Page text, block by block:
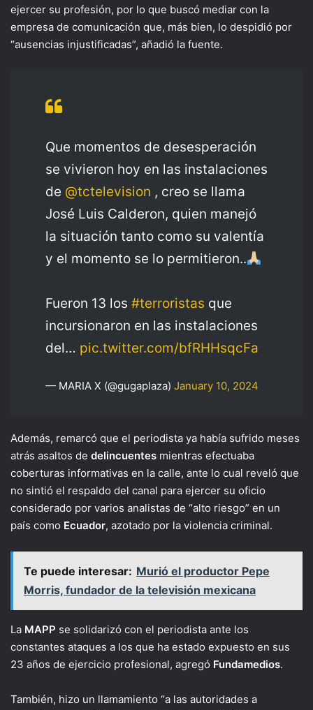
ejercer su profesión, por lo que buscó mediar con la
empresa de comunicación que, más bien, lo despidió por
“ausencias injustificadas”, añadió la fuente.
Que momentos de desesperación
se vivieron hoy en las instalaciones
de @tctelevision , creo se llama
José Luis Calderon, quien manejó
la situación tanto como su valentía
y el momento se lo permitieron..
Fueron 13 los #terroristas que
incursionaron en las instalaciones
del… pic.twitter.com/bfRHHsqcFa
— MARIA X (@gugaplaza) January 10, 2024
Además, remarcó que el periodista ya había sufrido meses
atrás asaltos de delincuentes mientras efectuaba
coberturas informativas en la calle, ante lo cual reveló que
no sintió el respaldo del canal para ejercer su oficio
considerado por varios analistas de “alto riesgo” en un
país como Ecuador, azotado por la violencia criminal.
Te puede interesar: Murió el productor Pepe
Morris, fundador de la televisión mexicana
La MAPP se solidarizó con el periodista ante los
constantes ataques a los que ha estado expuesto en sus
23 años de ejercicio profesional, agregó Fundamedios.
También, hizo un llamamiento “a las autoridades a